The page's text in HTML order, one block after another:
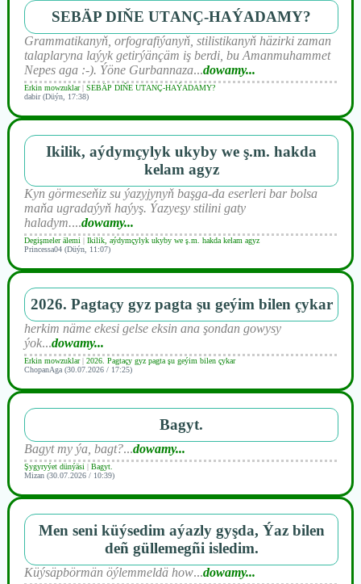
SEBÄP DIŇE UTАNÇ-HАÝADАMY?
Grammatikanyň, orfografiýanyň, stilistikanyň häzirki zaman
talaplaryna laýyk getirýänçäm iş berdi, bu Amanmuhammet
Nepes aga :-). Ýöne Gurbannaza...dowamy...
Erkin mowzuklar| SEBÄP DIŇE UTАNÇ-HАÝADАMY?
dabir (Düýn, 17:38)
Ikilik, aýdymçylyk ukyby we ş.m. hakda
kelam agyz
Kyn görmeseňiz su ýazyjynyň başga-da eserleri bar bolsa
maňa ugradaýyň haýyş. Ýazyeşy stilini gaty
haladym....dowamy...
Degişmeler älemi | Ikilik, aýdymçylyk ukyby we ş.m. hakda kelam agyz
Princessa04 (Düýn, 11:07)
2026. Pagtaçy gyz pagta şu geýim bilen çykar
herkim näme ekesi gelse eksin ana şondan gowysy
ýok...dowamy...
Erkin mowzuklar| 2026. Pagtaçy gyz pagta şu geýim bilen çykar
ChopanAga (30.07.2026 / 17:25)
Bagyt.
Bagyt my ýa, bagt?...dowamy...
Şygyryýet dünýäsi | Bagyt.
Mizan (30.07.2026 / 10:39)
Men seni küýsedim aýazly gyşda, Ýaz bilen
deñ güllemegñi isledim.
Küýsäpbörmän öýlemmeldä how...dowamy...